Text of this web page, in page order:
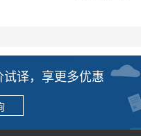
译，享更多优惠